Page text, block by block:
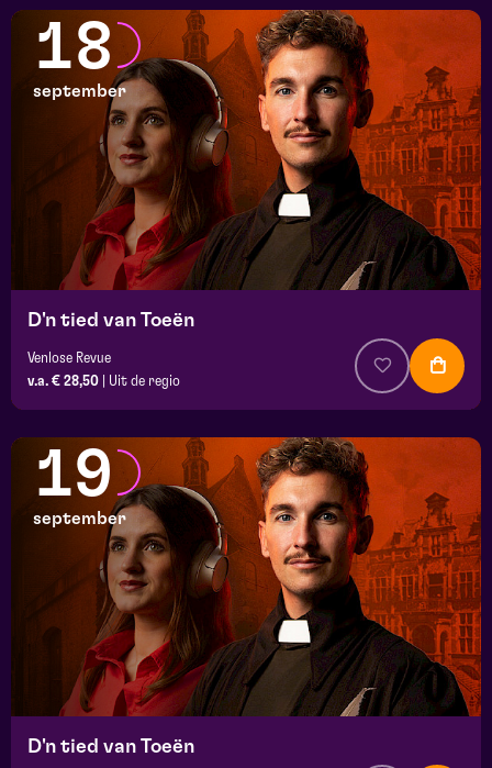
18
september
D'n tied van Toeën
Venlose Revue
v.a. € 28,50
Uit de regio
19
september
D'n tied van Toeën